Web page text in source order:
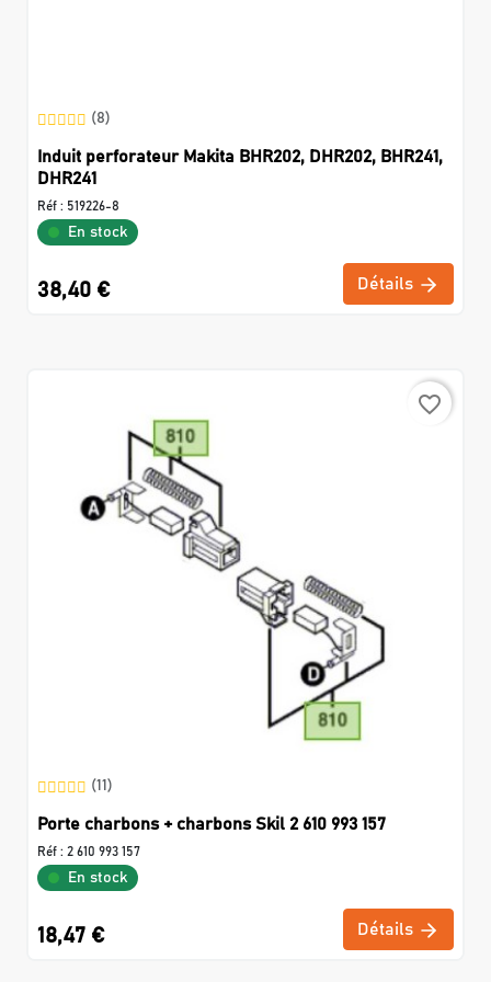
(8)
Induit perforateur Makita BHR202, DHR202, BHR241,
DHR241
Réf : 519226-8
En stock
38,40 € Détails
favorite_border
(11)
Porte charbons + charbons Skil 2 610 993 157
Réf : 2 610 993 157
En stock
18,47 € Détails